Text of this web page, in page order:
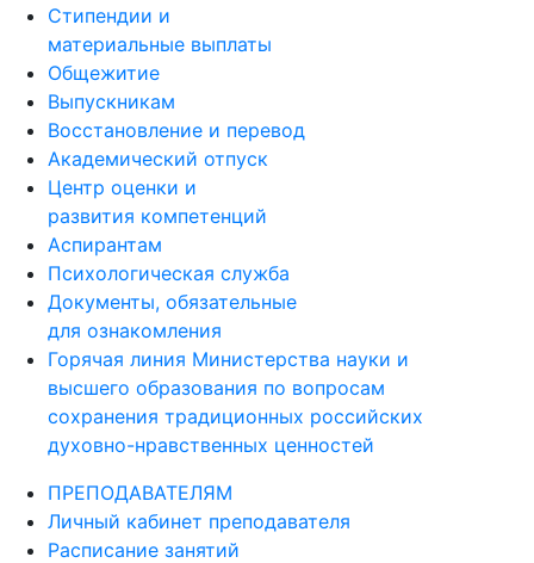
Студенческая жизнь
Стипендии и
материальные выплаты
Общежитие
Выпускникам
Восстановление и перевод
Академический отпуск
Центр оценки и
развития компетенций
Аспирантам
Психологическая служба
Документы, обязательные
для ознакомления
Горячая линия Министерства науки и
высшего образования по вопросам
сохранения традиционных российских
ПРЕПОДАВАТЕЛЯМ
Личный кабинет преподавателя